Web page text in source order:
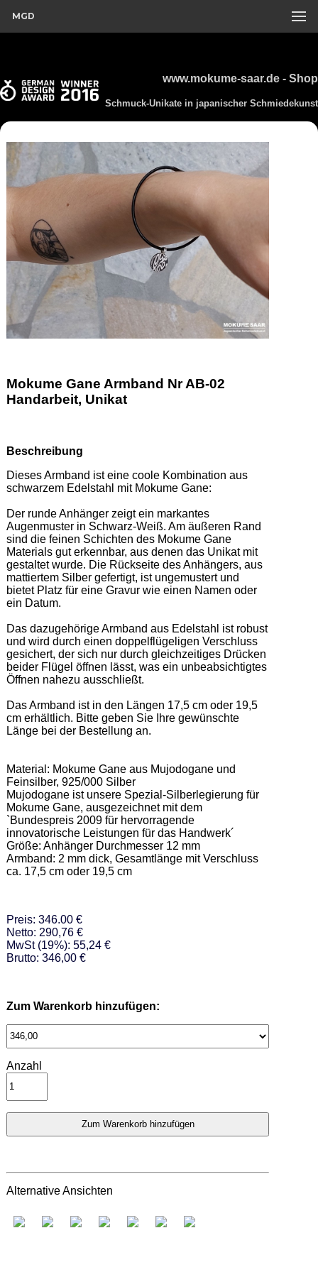
MGD
www.mokume-saar.de - Shop
Schmuck-Unikate in japanischer Schmiedekunst
Mokume Gane Armband Nr AB-02
Handarbeit, Unikat
Beschreibung
Dieses Armband ist eine coole Kombination aus
schwarzem Edelstahl mit Mokume Gane:
Der runde Anhänger zeigt ein markantes
Augenmuster in Schwarz-Weiß. Am äußeren Rand
sind die feinen Schichten des Mokume Gane
Materials gut erkennbar, aus denen das Unikat mit
gestaltet wurde. Die Rückseite des Anhängers, aus
mattiertem Silber gefertigt, ist ungemustert und
bietet Platz für eine Gravur wie einen Namen oder
ein Datum.
Das dazugehörige Armband aus Edelstahl ist robust
und wird durch einen doppelflügeligen Verschluss
gesichert, der sich nur durch gleichzeitiges Drücken
beider Flügel öffnen lässt, was ein unbeabsichtigtes
Öffnen nahezu ausschließt.
Das Armband ist in den Längen 17,5 cm oder 19,5
cm erhältlich. Bitte geben Sie Ihre gewünschte
Länge bei der Bestellung an.
Material: Mokume Gane aus Mujodogane und
Feinsilber, 925/000 Silber
Mujodogane ist unsere Spezial-Silberlegierung für
Mokume Gane, ausgezeichnet mit dem
`Bundespreis 2009 für hervorragende
innovatorische Leistungen für das Handwerk´
Größe: Anhänger Durchmesser 12 mm
Armband: 2 mm dick, Gesamtlänge mit Verschluss
ca. 17,5 cm oder 19,5 cm
Preis: 346.00 €
Netto: 290,76 €
MwSt (19%): 55,24 €
Brutto: 346,00 €
Zum Warenkorb hinzufügen:
Anzahl
Alternative Ansichten